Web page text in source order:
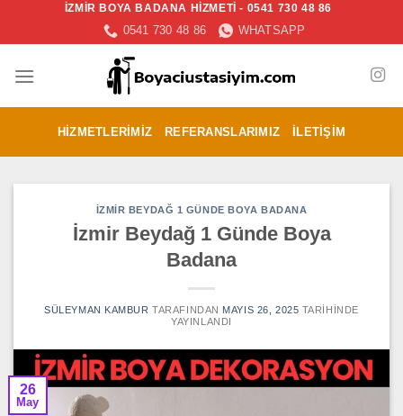
İZMİR BOYA BADANA HİZMETİ - 0541 730 48 86
0541 730 48 86 WHATSAPP
HIZMETLERIMIZ REFERANSLARIMIZ İLETIŞIM
İZMIR BEYDAĞ 1 GÜNDE BOYA BADANA
İzmir Beydağ 1 Günde Boya
Badana
SÜLEYMAN KAMBUR TARAFINDAN MAYIS 26, 2025 TARIHINDE
YAYINLANDI
26
May